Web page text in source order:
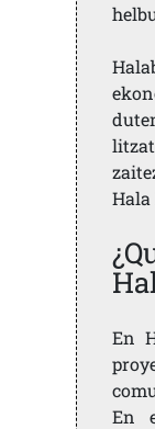
Hala
En
En